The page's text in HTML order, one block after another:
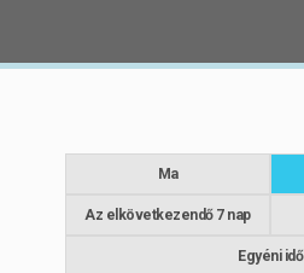
Egyéni idő
Ma
Az elkövetkezendő 7 nap